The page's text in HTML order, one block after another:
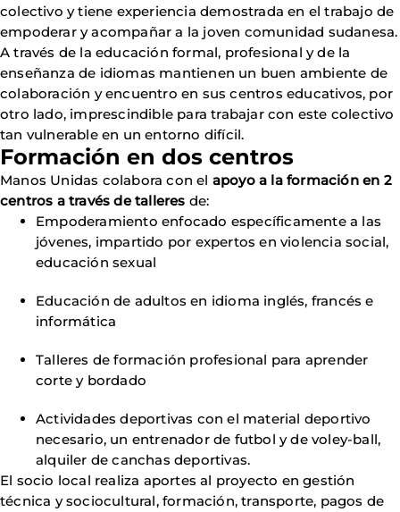
colectivo y tiene experiencia demostrada en el trabajo de
empoderar y acompañar a la joven comunidad sudanesa.
A través de la educación formal, profesional y de la
enseñanza de idiomas mantienen un buen ambiente de
colaboración y encuentro en sus centros educativos, por
otro lado, imprescindible para trabajar con este colectivo
tan vulnerable en un entorno difícil.
Formación en dos centros
Manos Unidas colabora con el apoyo a la formación en 2
centros a través de talleres de:
Empoderamiento enfocado específicamente a las
jóvenes, impartido por expertos en violencia social,
educación sexual
Educación de adultos en idioma inglés, francés e
informática
Talleres de formación profesional para aprender
corte y bordado
Actividades deportivas con el material deportivo
necesario, un entrenador de futbol y de voley-ball,
alquiler de canchas deportivas.
El socio local realiza aportes al proyecto en gestión
técnica y sociocultural, formación, transporte, pagos de